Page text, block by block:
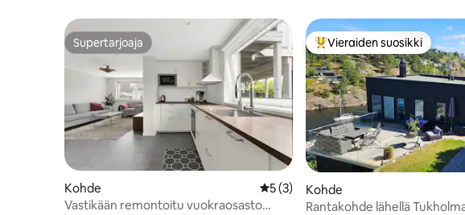
Supertarjoaja
Supertarjoaja
Kohde Keskimääräinen arvio 5/5, 3 arvostelua
5 (3)
Vastikään remontoitu vuokraosasto
Vieraiden suosikkien
Vieraiden suosikki
Kohde
Rantakohde lähellä